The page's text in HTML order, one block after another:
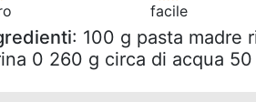
facile
: 100 g pasta madre
0 260 g circa di acqua